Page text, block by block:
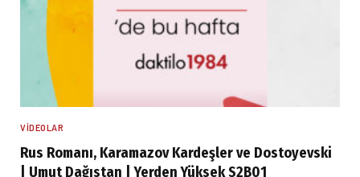
VIDEOLAR
Rus Romanı, Karamazov Kardeşler ve Dostoyevski
| Umut Dağıstan | Yerden Yüksek S2B01